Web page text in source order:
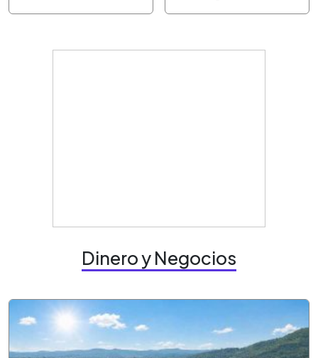
Dinero y Negocios